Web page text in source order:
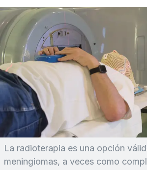
La radioterapia es una opción
meningiomas, a veces como